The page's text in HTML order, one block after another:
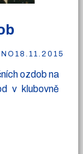
18.11.2015
ozdob na
v klubovně